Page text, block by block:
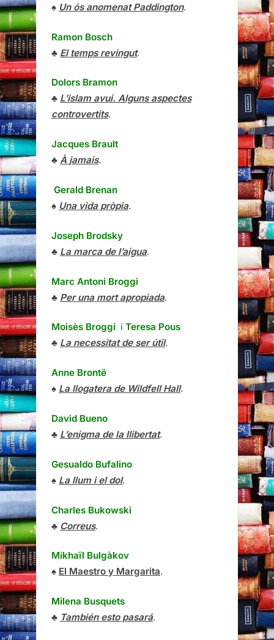
♠ Un ós anomenat Paddington.
Ramon Bosch
♣ El temps revingut.
Dolors Bramon
♣ L’islam avui. Alguns aspectes
controvertits.
Jacques Brault
♣ À jamais.
Gerald Brenan
♠ Una vida pròpia.
Joseph Brodsky
♣ La marca de l’aigua.
Marc Antoni Broggi
♣ Per una mort apropiada.
Moisès Broggi i Teresa Pous
♣ La necessitat de ser útil.
Anne Brontë
♠ La llogatera de Wildfell Hall.
David Bueno
♣ L’enigma de la llibertat.
Gesualdo Bufalino
♠ La llum i el dol.
Charles Bukowski
♣ Correus.
Mikhaïl Bulgàkov
♠ El Maestro y Margarita.
Milena Busquets
♣ También esto pasará.